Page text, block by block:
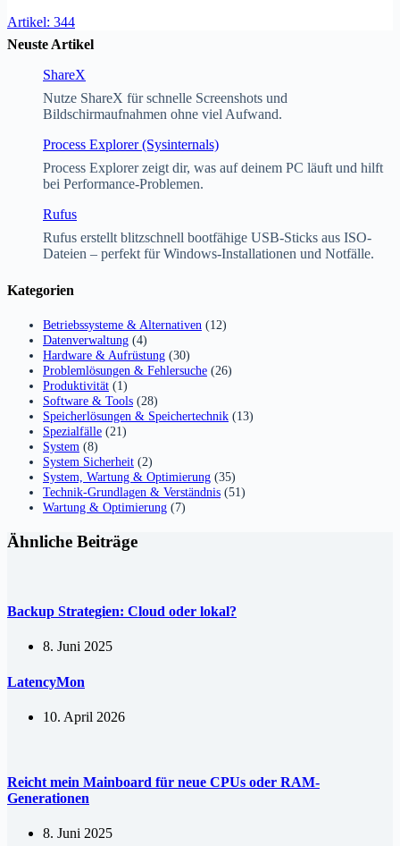
Artikel: 344
Neuste Artikel
ShareX
Nutze ShareX für schnelle Screenshots und
Bildschirmaufnahmen ohne viel Aufwand.
Process Explorer (Sysinternals)
Process Explorer zeigt dir, was auf deinem PC läuft und hilft
bei Performance-Problemen.
Rufus
Rufus erstellt blitzschnell bootfähige USB-Sticks aus ISO-
Dateien – perfekt für Windows-Installationen und Notfälle.
Kategorien
Betriebssysteme & Alternativen (12)
Datenverwaltung (4)
Hardware & Aufrüstung (30)
Problemlösungen & Fehlersuche (26)
Produktivität (1)
Software & Tools (28)
Speicherlösungen & Speichertechnik (13)
Spezialfälle (21)
System (8)
System Sicherheit (2)
System, Wartung & Optimierung (35)
Technik-Grundlagen & Verständnis (51)
Wartung & Optimierung (7)
Ähnliche Beiträge
Backup Strategien: Cloud oder lokal?
8. Juni 2025
LatencyMon
10. April 2026
Reicht mein Mainboard für neue CPUs oder RAM-
Generationen
8. Juni 2025